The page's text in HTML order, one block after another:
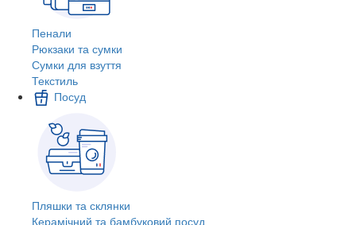
Пенали
Рюкзаки та сумки
Сумки для взуття
Текстиль
Посуд
Пляшки та склянки
Керамічний та бамбуковий посуд